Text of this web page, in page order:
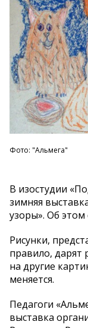
Фото: "Альмега"
В изостудии
зимняя
узоры». Об этом
Рисунки,
правило, дарят
на другие
меняется.
Педагоги
выставка